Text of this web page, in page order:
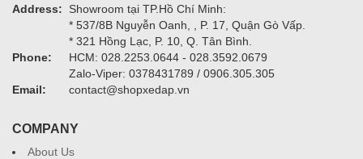
Address:
Showroom tại TP.Hồ Chí Minh:
* 537/8B Nguyễn Oanh, , P. 17, Quận Gò Vấp.
* 321 Hồng Lạc, P. 10, Q. Tân Bình.
Phone:
HCM: 028.2253.0644 - 028.3592.0679
Zalo-Viper: 0378431789 / 0906.305.305
Email:
contact@shopxedap.vn
COMPANY
About Us